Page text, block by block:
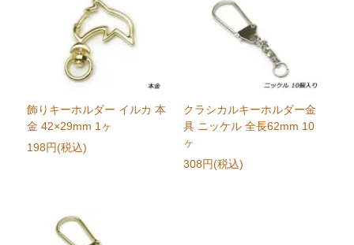
飾りキーホルダー イルカ 本
金 42×29mm 1ヶ
198円(税込)
クラシカルキーホルダー金
具 ニッケル 全長62mm 10
ヶ
308円(税込)